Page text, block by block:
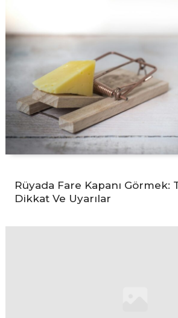
Rüyada Fare Kapanı Görmek:
Dikkat Ve Uyarılar